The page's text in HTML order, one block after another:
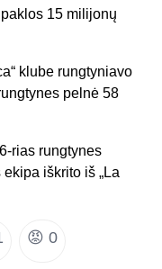
15 milijonų
klube rungtyniavo
pelnė 58
rias rungtynes
iškrito iš „La
😡 0